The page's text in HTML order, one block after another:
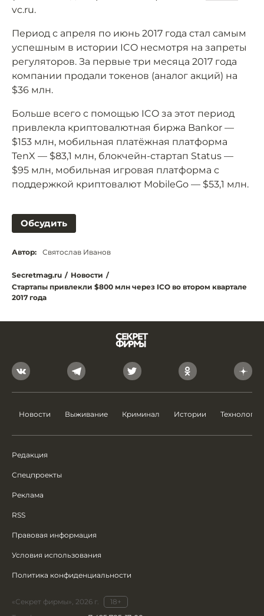
vc.ru.
Период с апреля по июнь 2017 года стал самым
успешным в истории ICO несмотря на запреты
регуляторов. За первые три месяца 2017 года
компании продали токенов (аналог акций) на
$36 млн.
Больше всего с помощью ICO за этот период
привлекла криптовалютная биржа Bankor —
$153 млн, мобильная платёжная платформа
TenX — $83,1 млн, блокчейн-стартап Status —
$95 млн, мобильная игровая платформа с
поддержкой криптовалют MobileGo — $53,1 млн.
Обсудить
Автор: Святослав Иванов
Secretmag.ru / Новости /
Стартапы привлекли $800 млн через ICO во втором квартале
2017 года
Новости Выживание Криминал Истории Технологии
Редакция
Спецпроекты
Реклама
RSS
Правовая информация
Условия использования
Политика конфиденциальности
«Секрет фирмы», 2026 г.
18+